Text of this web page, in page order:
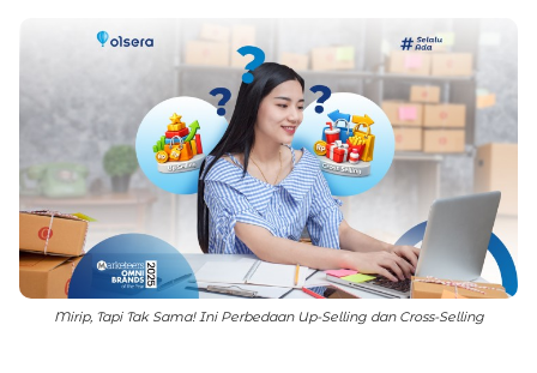
Mirip, Tapi Tak Sama! Ini Perbedaan Up-Selling dan Cross-Selling